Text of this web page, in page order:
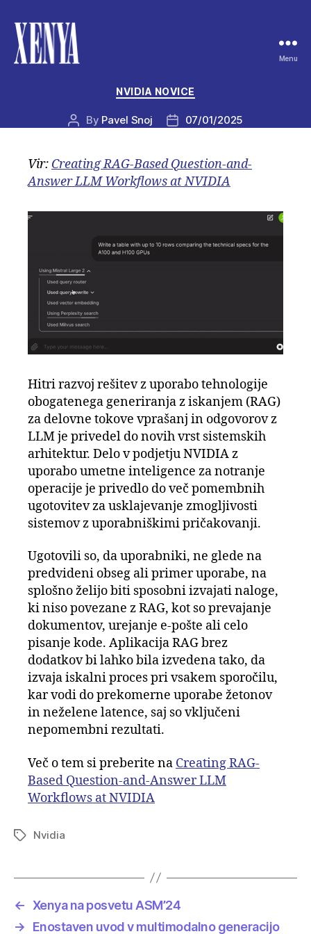
Menu
Categories
NVIDIA NOVICE
Post
By Pavel Snoj
Post07/01/2025
Vir: Creating RAG-Based Question-and-
Answer LLM Workflows at NVIDIA
Hitri razvoj rešitev z uporabo tehnologije
obogatenega generiranja z iskanjem (RAG)
za delovne tokove vprašanj in odgovorov z
LLM je privedel do novih vrst sistemskih
arhitektur. Delo v podjetju NVIDIA z
uporabo umetne inteligence za notranje
operacije je privedlo do več pomembnih
ugotovitev za usklajevanje zmogljivosti
sistemov z uporabniškimi pričakovanji.
Ugotovili so, da uporabniki, ne glede na
predvideni obseg ali primer uporabe, na
splošno želijo biti sposobni izvajati naloge,
ki niso povezane z RAG, kot so prevajanje
dokumentov, urejanje e-pošte ali celo
pisanje kode. Aplikacija RAG brez
dodatkov bi lahko bila izvedena tako, da
izvaja iskalni proces pri vsakem sporočilu,
kar vodi do prekomerne uporabe žetonov
in neželene latence, saj so vključeni
nepomembni rezultati.
Več o tem si preberite na Creating RAG-
Based Question-and-Answer LLM
Workflows at NVIDIA
TagsNvidia
← Xenya na posvetu ASM’24
→
Enostaven uvod v multimodalno generacijo